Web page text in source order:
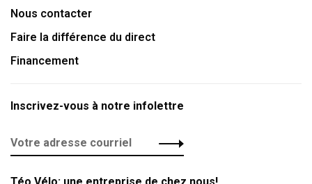
Nous contacter
Faire la différence du direct
Financement
Inscrivez-vous à notre infolettre